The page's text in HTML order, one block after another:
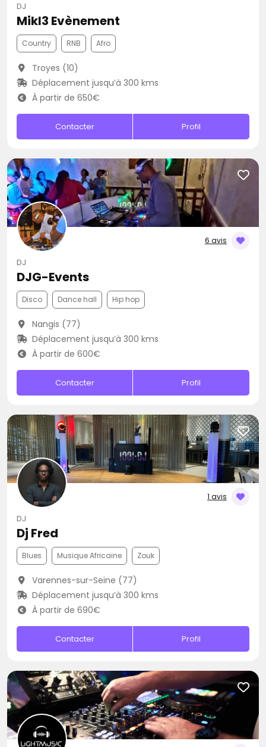
DJ
Mikl3 Evènement
Country RNB Afro
Troyes (10)
Déplacement jusqu’à 300 kms
À partir de 650€
Contacter Profil
6 avis
DJ
DJG-Events
Disco Dance hall Hip hop
Nangis (77)
Déplacement jusqu’à 300 kms
À partir de 600€
Contacter Profil
1 avis
DJ
Dj Fred
Blues Musique Africaine Zouk
Varennes-sur-Seine (77)
Déplacement jusqu’à 300 kms
À partir de 690€
Contacter Profil